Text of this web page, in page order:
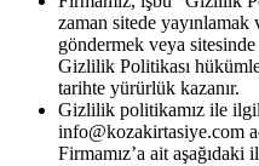
zaman sitede yayınlamak
göndermek veya
Gizlilik Politikası
tarihte yürürlük kazanır.
Gizlilik politikamız ile
info@kozakirtasiye.com
Firmamız’a ait